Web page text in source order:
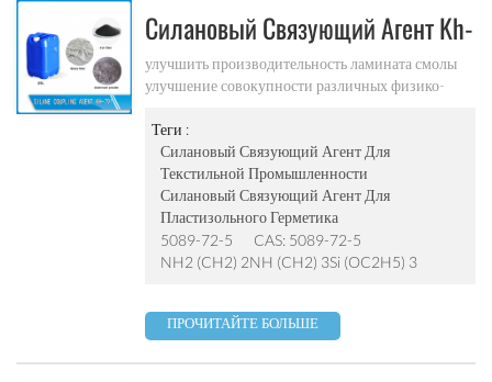
другихполимерные материалы с адгезионной
Силановый Связующий Агент Kh-
791
улучшить производительность ламината смолы
улучшение совокупности различных физико-
водостойкости, устойчивости к старению
Теги :
Силановый Связующий Агент Для
Текстильной Промышленности
Силановый Связующий Агент Для
Пластизольного Герметика
5089-72-5
CAS: 5089-72-5
NH2 (CH2) 2NH (CH2) 3Si (OC2H5) 3
ПРОЧИТАЙТЕ БОЛЬШЕ